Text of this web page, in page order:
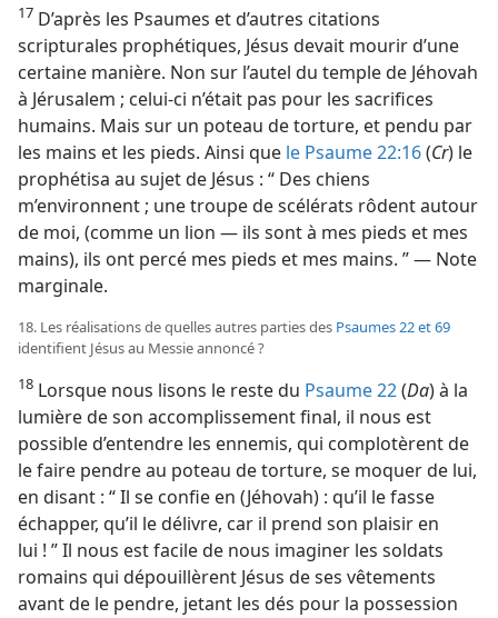
17 D’après les Psaumes et d’autres citations
scripturales prophétiques, Jésus devait mourir d’une
certaine manière. Non sur l’autel du temple de Jéhovah
à Jérusalem ; celui-ci n’était pas pour les sacrifices
humains. Mais sur un poteau de torture, et pendu par
les mains et les pieds. Ainsi que le Psaume 22:16(Cr) le
prophétisa au sujet de Jésus : “ Des chiens
m’environnent ; une troupe de scélérats rôdent autour
de moi, (comme un lion — ils sont à mes pieds et mes
mains), ils ont percé mes pieds et mes mains. ” — Note
marginale.
18. Les réalisations de quelles autres parties des Psaumes 22 et69
identifient Jésus au Messie annoncé ?
18 Lorsque nous lisons le reste du Psaume 22(Da) à la
lumière de son accomplissement final, il nous est
possible d’entendre les ennemis, qui complotèrent de
le faire pendre au poteau de torture, se moquer de lui,
en disant : “ Il se confie en (Jéhovah) : qu’il le fasse
échapper, qu’il le délivre, car il prend son plaisir en
lui ! ” Il nous est facile de nous imaginer les soldats
romains qui dépouillèrent Jésus de ses vêtements
avant de le pendre, jetant les dés pour la possession